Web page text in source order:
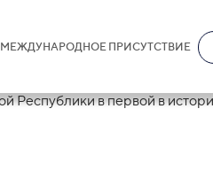
МЕЖДУНАРОДНОЕ ПРИСУТСТВИЕ